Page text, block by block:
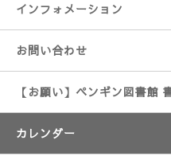
インフォメーション
お問い合わせ
【お願い】ペンギン図書館
カレンダー